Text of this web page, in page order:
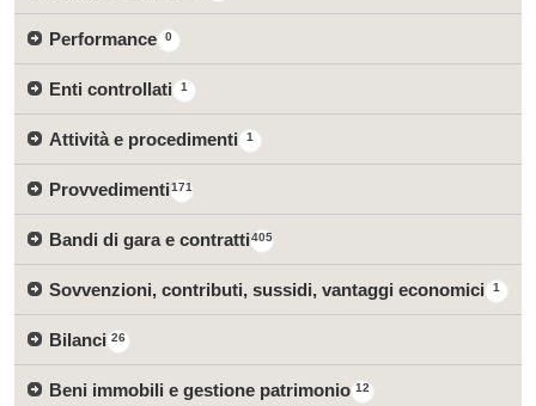
0
Performance
1
Enti controllati
1
Attività e procedimenti
171
Provvedimenti
405
Bandi di gara e contratti
1
Sovvenzioni, contributi, sussidi, vantaggi economici
26
Bilanci
12
Beni immobili e gestione patrimonio